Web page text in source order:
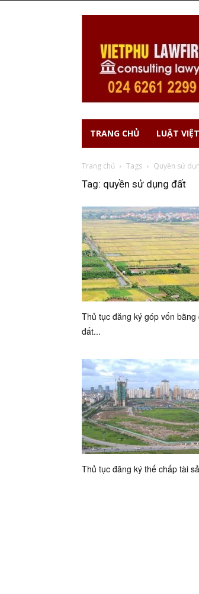
TRANG CHỦ LUẬT
Trang chủ Tags Quyền sử
Tag: quyền sử dụng đất
Thủ tục đăng ký góp vốn
đất...
Thủ tục đăng ký thế chấp tài